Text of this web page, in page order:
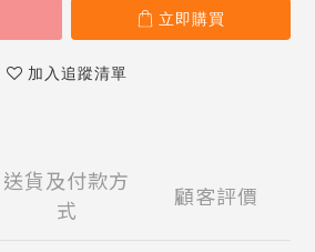
立即購買
加入追蹤清單
送貨及付款方
式
顧客評價